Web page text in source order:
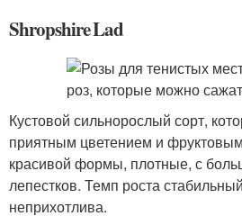
Shropshire Lad
Кустовой сильнорослый сорт,
приятным цветением и
красивой формы, плотные, с
лепестков. Темп роста
неприхотлива.